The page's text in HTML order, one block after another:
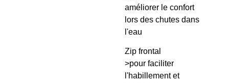
améliorer le confort
lors des chutes dans
l'eau
Zip frontal
>pour faciliter
l'habillement et